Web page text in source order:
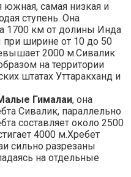
южная, самая низкая и
ступень. Она
1700 км от долины Инда
ширине от 10 до 50
2000 м.Сивалик
на территории
штатах Уттаракханд и
Гималаи, она
Сивалик, параллельно
составляет около 2500
4000 м.Хребет
сильно разрезаны
на отдельные